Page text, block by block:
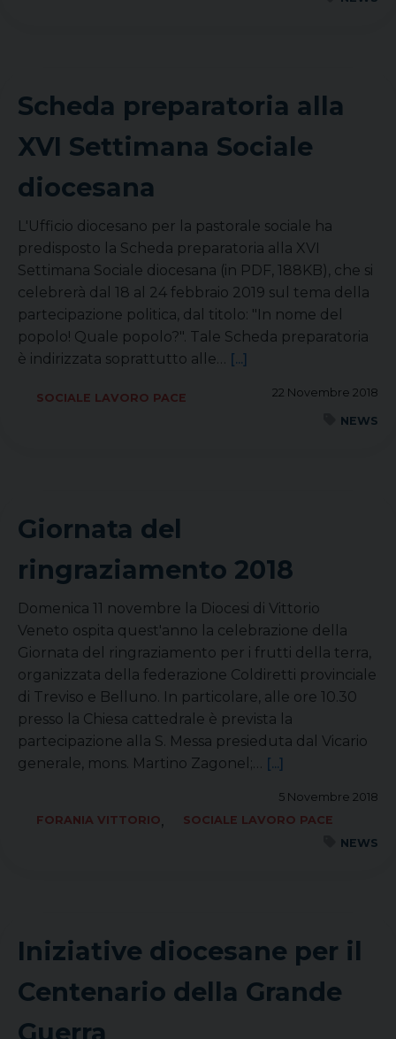
Scheda preparatoria alla
XVI Settimana Sociale
diocesana
L'Ufficio diocesano per la pastorale sociale ha
predisposto la Scheda preparatoria alla XVI
Settimana Sociale diocesana (in PDF, 188KB), che si
celebrerà dal 18 al 24 febbraio 2019 sul tema della
partecipazione politica, dal titolo: "In nome del
popolo! Quale popolo?". Tale Scheda preparatoria
è indirizzata soprattutto alle… [...]
22 Novembre 2018
SOCIALE LAVORO PACE
NEWS
Giornata del
ringraziamento 2018
Domenica 11 novembre la Diocesi di Vittorio
Veneto ospita quest'anno la celebrazione della
Giornata del ringraziamento per i frutti della terra,
organizzata della federazione Coldiretti provinciale
di Treviso e Belluno. In particolare, alle ore 10.30
presso la Chiesa cattedrale è prevista la
partecipazione alla S. Messa presieduta dal Vicario
generale, mons. Martino Zagonel;… [...]
5 Novembre 2018
FORANIA VITTORIO,
SOCIALE LAVORO PACE
NEWS
Iniziative diocesane per il
Centenario della Grande
Guerra